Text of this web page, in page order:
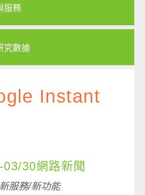
服務
究數據
Instant
30網路新聞
服務/新功能